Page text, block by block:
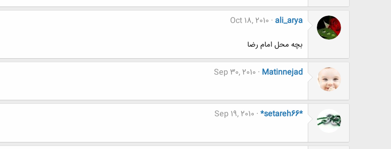
ali_arya
Oct 18, 2010
بچه محل امام رضا
Matinnejad
Sep 30, 2010
*setareh66*
Sep 19, 2010